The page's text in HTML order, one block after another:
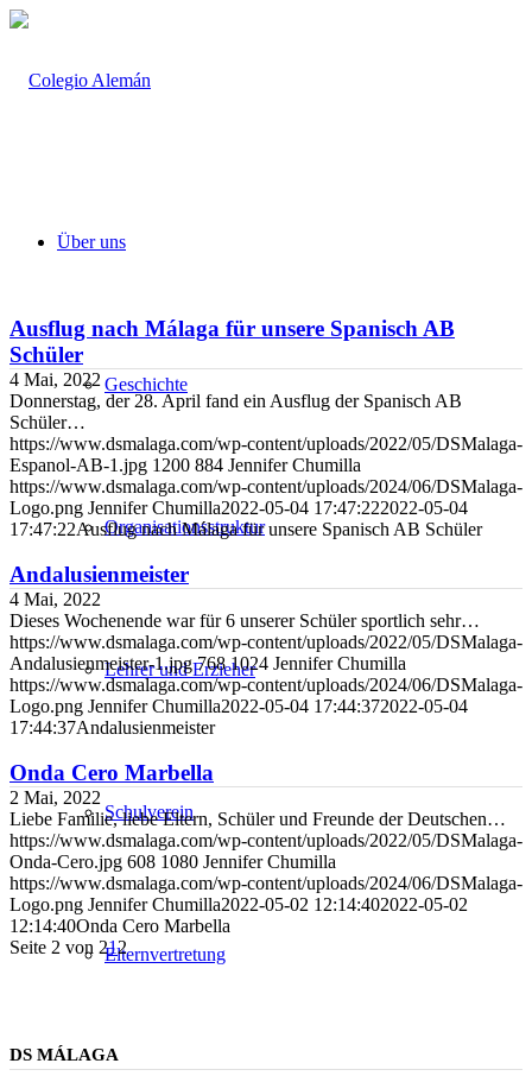
Über uns
Geschichte
Organisationsstruktur
Lehrer und Erzieher
Schulverein
Elternvertretung
Ausflug nach Málaga für unsere Spanisch AB
Schüler
4 Mai, 2022
Donnerstag, der 28. April fand ein Ausflug der Spanisch AB
Schüler…
https://www.dsmalaga.com/wp-content/uploads/2022/05/DSMalaga-
Espanol-AB-1.jpg 1200 884 Jennifer Chumilla
https://www.dsmalaga.com/wp-content/uploads/2024/06/DSMalaga-
Logo.png Jennifer Chumilla2022-05-04 17:47:222022-05-04
17:47:22Ausflug nach Málaga für unsere Spanisch AB Schüler
Andalusienmeister
4 Mai, 2022
Dieses Wochenende war für 6 unserer Schüler sportlich sehr…
https://www.dsmalaga.com/wp-content/uploads/2022/05/DSMalaga-
Andalusienmeister-1.jpg 768 1024 Jennifer Chumilla
https://www.dsmalaga.com/wp-content/uploads/2024/06/DSMalaga-
Logo.png Jennifer Chumilla2022-05-04 17:44:372022-05-04
17:44:37Andalusienmeister
Onda Cero Marbella
2 Mai, 2022
Liebe Familie, liebe Eltern, Schüler und Freunde der Deutschen…
https://www.dsmalaga.com/wp-content/uploads/2022/05/DSMalaga-
Onda-Cero.jpg 608 1080 Jennifer Chumilla
https://www.dsmalaga.com/wp-content/uploads/2024/06/DSMalaga-
Logo.png Jennifer Chumilla2022-05-02 12:14:402022-05-02
12:14:40Onda Cero Marbella
Seite 2 von 212
DS MÁLAGA